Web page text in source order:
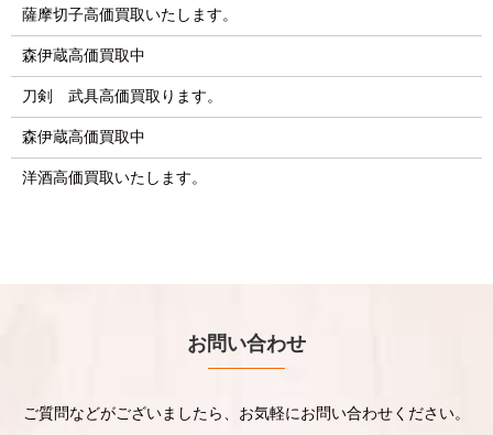
薩摩切子高価買取いたします。
森伊蔵高価買取中
刀剣 武具高価買取ります。
森伊蔵高価買取中
洋酒高価買取いたします。
お問い合わせ
ご質問などがございましたら、お気軽にお問い合わせください。